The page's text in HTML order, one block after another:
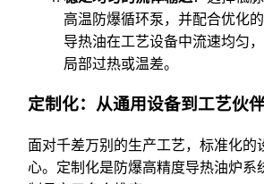
高温防爆循环泵，并配合优化
导热油在工艺设备中流速均匀
局部过热或温差。
定制化：从通用设备到工艺伙
面对千差万别的生产工艺，标准化的
心。定制化是防爆高精度导热油炉系